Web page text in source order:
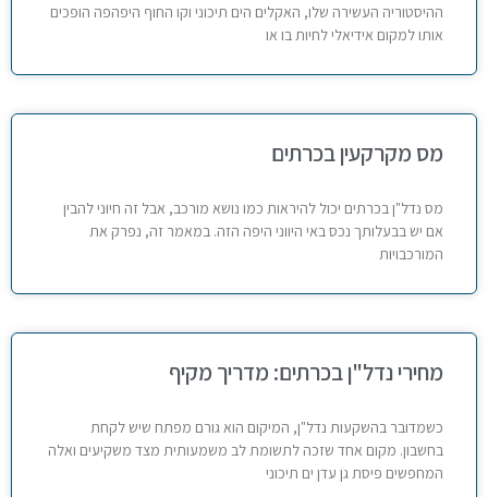
ההיסטוריה העשירה שלו, האקלים הים תיכוני וקו החוף היפהפה הופכים
אותו למקום אידיאלי לחיות בו או
מס מקרקעין בכרתים
מס נדל"ן בכרתים יכול להיראות כמו נושא מורכב, אבל זה חיוני להבין
אם יש בבעלותך נכס באי היווני היפה הזה. במאמר זה, נפרק את
המורכבויות
מחירי נדל"ן בכרתים: מדריך מקיף
כשמדובר בהשקעות נדל"ן, המיקום הוא גורם מפתח שיש לקחת
בחשבון. מקום אחד שזכה לתשומת לב משמעותית מצד משקיעים ואלה
המחפשים פיסת גן עדן ים תיכוני